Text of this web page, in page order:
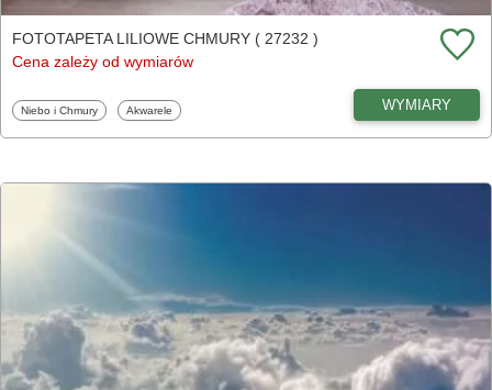
FOTOTAPETA LILIOWE CHMURY ( 27232 )
Cena zależy od wymiarów
Fototapety
Niebo i Chmury Fototapety
Akwarele WYMIARY